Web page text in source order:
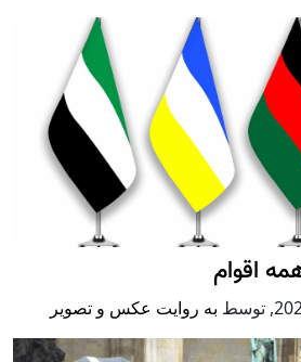
اقوام
, توسط به روایت عکس و تصویر